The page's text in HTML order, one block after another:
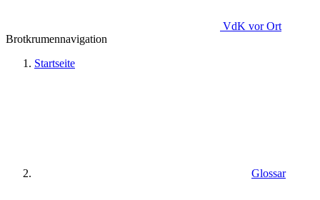
VdK vor Ort
Brotkrumennavigation
Startseite
Glossar